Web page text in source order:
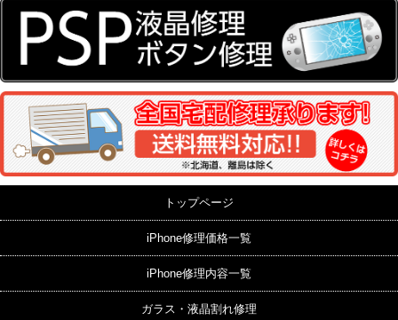
トップページ
iPhone修理価格一覧
iPhone修理内容一覧
ガラス・液晶割れ修理